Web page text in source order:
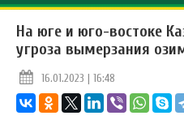
На юге и юго-востоке
угроза вымерзания
16.01.2023 | 16:48